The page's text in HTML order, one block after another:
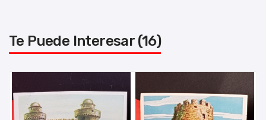
Te Puede Interesar (16)